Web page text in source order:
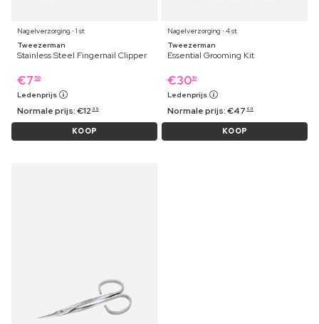
Nagelverzorging ⋅ 1 st
Tweezerman
Stainless Steel Fingernail Clipper
€7 59
Ledenprijs
Normale prijs:€12 99
KOOP
Nagelverzorging ⋅ 4 st
Tweezerman
Essential Grooming Kit
€3019
Ledenprijs
Normale prijs:€47 69
KOOP